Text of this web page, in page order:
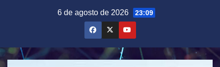
6 de agosto de 2026 23:09